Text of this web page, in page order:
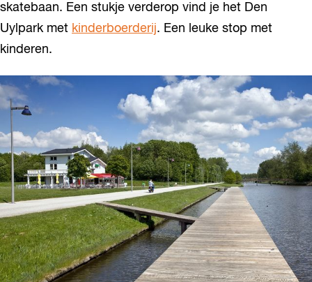
skatebaan. Een stukje verderop vind je het Den
Uylpark met kinderboerderij. Een leuke stop met
kinderen.